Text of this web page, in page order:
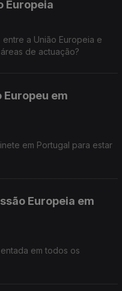
Europeia
a União Europeia e
de actuação?
Europeu em
em Portugal para estar
Europeia em
em todos os